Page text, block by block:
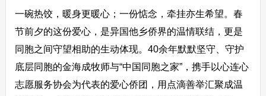
一碗热饺，暖身更暖心；一份惦念，牵挂亦生希望。春
节前夕的这份爱心，是异国他乡侨界的温情联结，更是
同胞之间守望相助的生动体现。40余年默默坚守、守护
底层同胞的金海成牧师与“中国同胞之家”，携手以心连心
志愿服务协会为代表的爱心侨团，用点滴善举汇聚成温